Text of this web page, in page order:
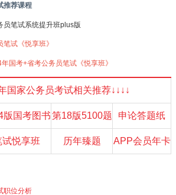
推荐课程
员笔试系统提升班plus版
试《悦享班》
国考+省考公务员笔试《悦享班》
国家公务员考试相关推荐↓↓↓↓
版国考图书第18版5100题 申论答题纸
试悦享班 历年臻题 APP会员年卡
职位分析